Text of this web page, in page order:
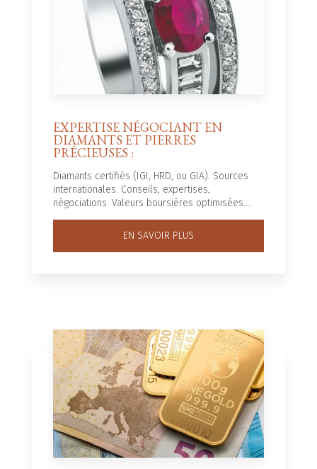
EXPERTISE NÉGOCIANT EN
DIAMANTS ET PIERRES
PRÉCIEUSES :
Diamants certifiés (IGI, HRD, ou GIA). Sources
internationales. Conseils, expertises,
négociations. Valeurs boursières optimisées....
EN SAVOIR PLUS